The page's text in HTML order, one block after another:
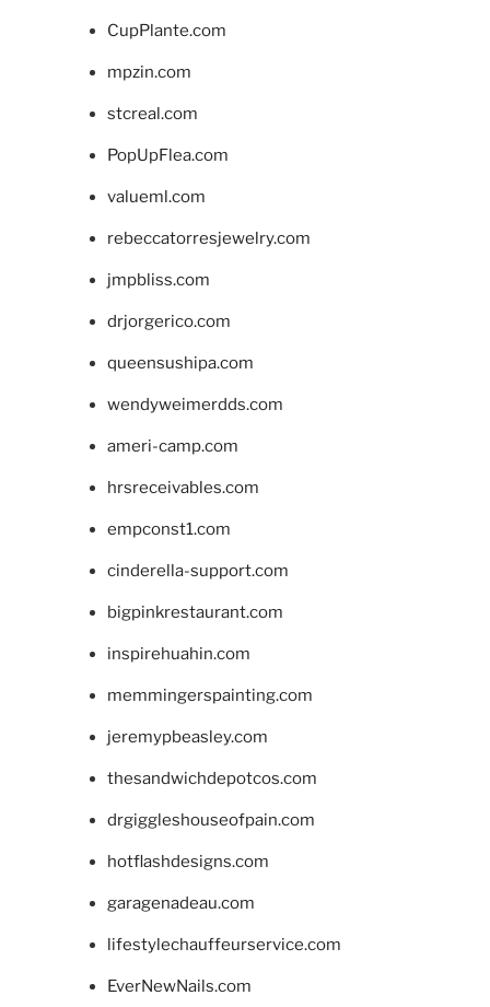
CupPlante.com
mpzin.com
stcreal.com
PopUpFlea.com
valueml.com
rebeccatorresjewelry.com
jmpbliss.com
drjorgerico.com
queensushipa.com
wendyweimerdds.com
ameri-camp.com
hrsreceivables.com
empconst1.com
cinderella-support.com
bigpinkrestaurant.com
inspirehuahin.com
memmingerspainting.com
jeremypbeasley.com
thesandwichdepotcos.com
drgiggleshouseofpain.com
hotflashdesigns.com
garagenadeau.com
lifestylechauffeurservice.com
EverNewNails.com